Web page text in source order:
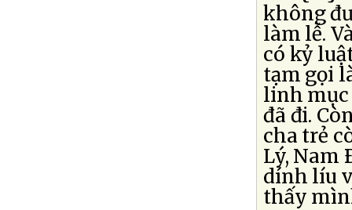
không
làm lễ.
có kỷ
tạm gọi
linh mục
đã đi.
cha trẻ
Lý, Nam
dính líu
thấy